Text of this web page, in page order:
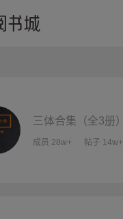
三体合集（全3册）
成员 28w+ 帖子 14w+